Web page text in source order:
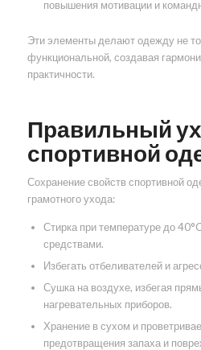
повышения мотивации и
Эти элементы делают одежду не
функциональной, создавая
практичности.
Правильный
спортивной
Сохранение свойств спортивной
грамотного ухода:
Стирка при температуре до
средствами.
Избегать отбеливателей и
Сушка на воздухе, избегая
нагревательных приборов.
Хранение в сухом и
предотвращения запаха и